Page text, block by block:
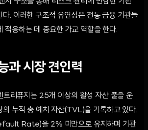
다. 이러한 구조적 유연성은 전통 금융 기관들
적응하는 데 중요한 가교 역할을 한다.
과 시장 견인력
리퓨지는 25개 이상의 활성 자산 풀을 운
의 누적 총 예치 자산(TVL)을 기록하고 있다.
Rate)을 2% 미만으로 유지하며 기관